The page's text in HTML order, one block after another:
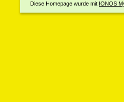
Diese Homepage wurde mit IONOS